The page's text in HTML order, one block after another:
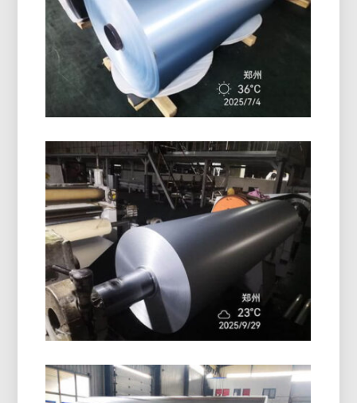
plaque d'aluminium H116 offre des performances
exceptionnelles dans les coques, ponts, et des
équipements offshore avec un équilibre de force
éprouvé, durabilité, et conception légère.
Rouleau De Papier D'aluminium
Enduit De PE
Le rouleau de papier d'aluminium enduit de PE de
haute qualité offre une excellente protection de
surface, résistance à l'humidité, et des
performances fiables pour l'emballage et
l'isolation.
Papier D'aluminium D'emballage
Pharmaceutique Sous Blister